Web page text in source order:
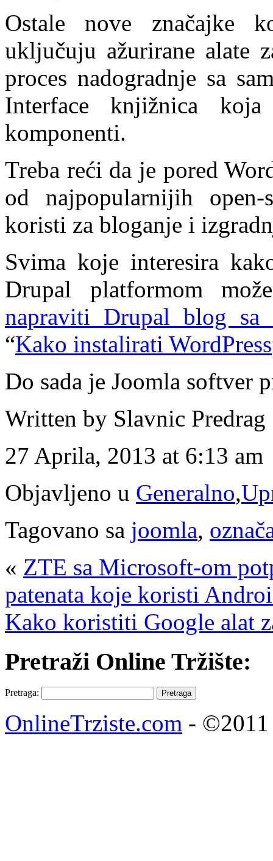
Ostale nove značajke
uključuju ažurirane alate
proces nadogradnje sa
Interface knjižnica koja
komponenti.
Treba reći da je pored
od najpopularnijih
koristi za bloganje i
Svima koje interesira
Drupal platformom
napraviti Drupal blog sa
“Kako instalirati WordPress
Do sada je Joomla softver
Written by Slavnic Predrag
27 Aprila, 2013 at 6:13 am
Objavljeno u Generalno,
Tagovano sa joomla,
« ZTE sa Microsoft-om
patenata koje koristi
Kako koristiti Google alat
Pretraži Online Tržište:
Pretraga:
OnlineTrziste.com - ©2011